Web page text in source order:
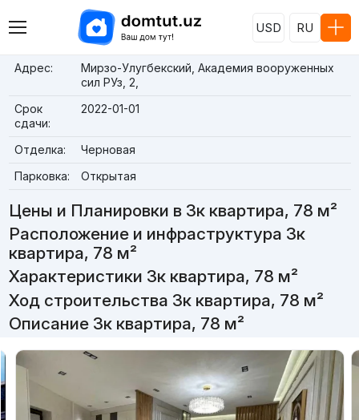
USD RU
Адрес:
Мирзо-Улугбекский, Академия вооруженных
сил РУз, 2,
Срок
сдачи:
2022-01-01
Отделка:
Черновая
Парковка:
Открытая
Цены и Планировки в 3к квартира, 78 м²
Расположение и инфраструктура 3к
квартира, 78 м²
Характеристики 3к квартира, 78 м²
Ход строительства 3к квартира, 78 м²
Описание 3к квартира, 78 м²